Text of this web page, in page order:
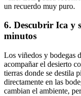
un recuerdo muy puro.
6. Descubrir Ica y
minutos
Los viñedos y bodegas
acompañar el desierto
tierras donde se destila
directamente en las
cambian el ambiente,